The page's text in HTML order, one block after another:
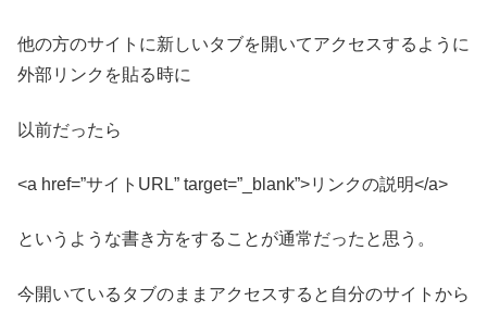
他の方のサイトに新しいタブを開いてアクセスするように
外部リンクを貼る時に
以前だったら
<a href=”サイトURL” target=”_blank”>リンクの説明</a>
というような書き方をすることが通常だったと思う。
今開いているタブのままアクセスすると自分のサイトから